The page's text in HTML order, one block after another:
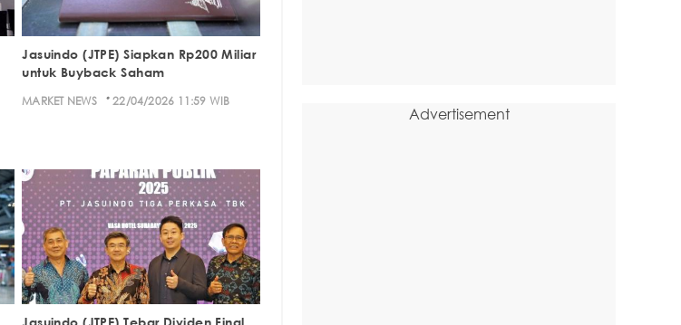
Jasuindo (JTPE) Siapkan Rp200 Miliar
untuk Buyback Saham
MARKET NEWS · 22/04/2026 11:59 WIB
Jasuindo (JTPE) Tebar Dividen Final
Advertisement